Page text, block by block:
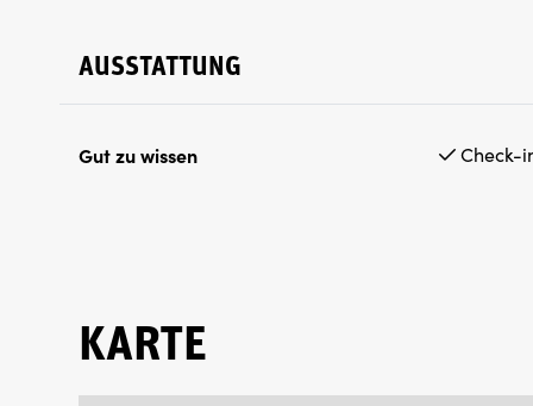
AUSSTATTUNG
Gut zu wissen Check-
KARTE